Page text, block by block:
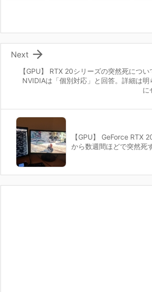
【GPU】 RTX 20シリーズの突然死につい
NVIDIAは「個別対応」と回答。詳細は明
に

Next
【GPU】 GeForce RTX
から数週間ほどで突然死